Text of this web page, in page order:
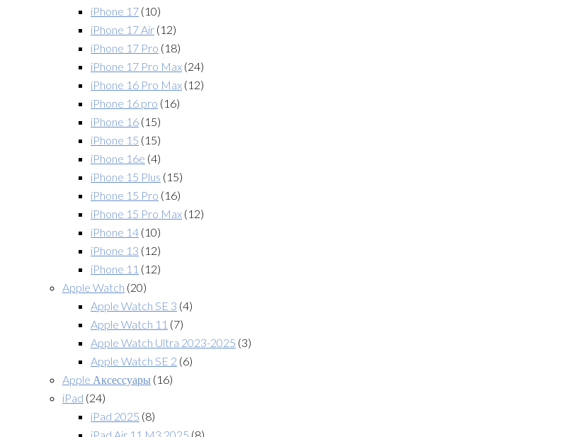
iPhone 17 (10)
iPhone 17 Air (12)
iPhone 17 Pro (18)
iPhone 17 Pro Max (24)
iPhone 16 Pro Max (12)
iPhone 16 pro (16)
iPhone 16 (15)
iPhone 15 (15)
iPhone 16e (4)
iPhone 15 Plus (15)
iPhone 15 Pro (16)
iPhone 15 Pro Max (12)
iPhone 14 (10)
iPhone 13 (12)
iPhone 11 (12)
Apple Watch (20)
Apple Watch SE 3 (4)
Apple Watch 11 (7)
Apple Watch Ultra 2023-2025 (3)
Apple Watch SE 2 (6)
Apple Аксессуары (16)
iPad (24)
iPad 2025 (8)